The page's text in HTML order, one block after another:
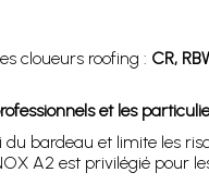
cloueurs roofing : CR,
et les
du bardeau et limite les
A2 est privilégié